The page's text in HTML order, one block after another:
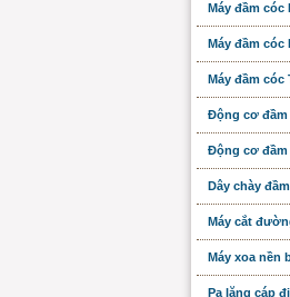
Máy đầm cóc
Máy đầm cóc
Máy đầm cóc
Động cơ đầm
Động cơ đầm
Dây chày
Máy cắt
Máy xoa nền
Pa lăng cáp